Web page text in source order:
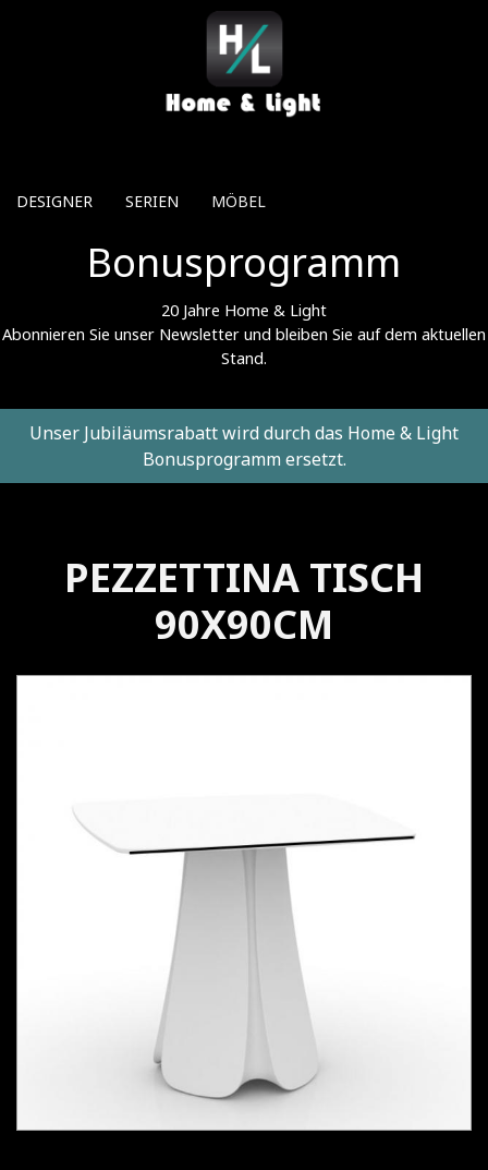
DESIGNER SERIEN MÖBEL
Bonusprogramm
20 Jahre Home & Light
Abonnieren Sie unser Newsletter und bleiben Sie auf dem aktuellen
Stand.
Unser Jubiläumsrabatt wird durch das Home & Light
Bonusprogramm ersetzt.
PEZZETTINA TISCH
90X90CM